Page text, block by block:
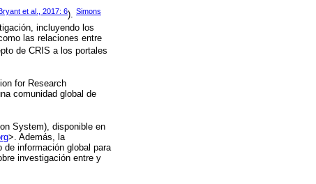
Bryant et al., 2017: 6). Simons
incluyendo los
las relaciones entre
de CRIS a los portales
for Research
comunidad global de
System), disponible en
>. Además, la
de información global para
investigación entre y